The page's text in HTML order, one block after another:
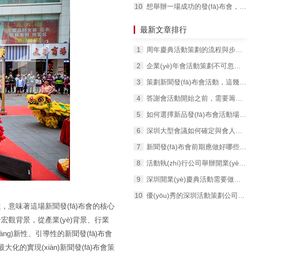
，意味著這場新聞發(fā)布會的核心
宏觀背景，從產業(yè)背景、行業
新性、引導性的新聞發(fā)布會
以最大化的實現(xiàn)新聞發(fā)布會策
想舉辦一場成功的發(fā)布會，這些細節(jié)不容忽略！
最新文章排行
周年慶典活動策劃的流程與步驟分別有哪些？
企業(yè)年會活動策劃不可忽略的6大環(huán)節(jié)!
策劃新聞發(fā)布會活動，這幾件事特別要注意！
答謝會活動開始之前，需要籌備哪些工作 ？
如何選擇新品發(fā)布會活動場地？要注意哪些問題？
深圳大型會議如何確定與會人員的名單及人數？
新聞發(fā)布會前期應做好哪些準備工作？
活動執(zhí)行公司舉辦開業(yè)慶典活動期間要做好哪幾項工作？
深圳開業(yè)慶典活動需要做好哪些安全保障工作？
優(yōu)秀的深圳活動策劃公司能給企業(yè)帶來什么幫助？